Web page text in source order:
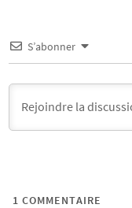
S’abonner
1 COMMENTAIRE